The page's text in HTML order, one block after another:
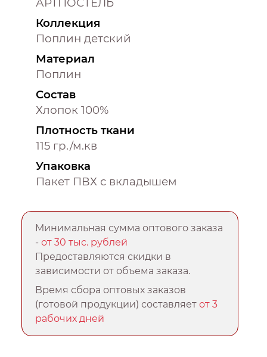
АРТПОСТЕЛЬ
Коллекция
Поплин детский
Материал
Поплин
Состав
Хлопок 100%
Плотность ткани
115 гр./м.кв
Упаковка
Пакет ПВХ с вкладышем
Минимальная сумма оптового заказа
-от 30 тыс. рублей
Предоставляются скидки в
зависимости от объема заказа.
Время сбора оптовых заказов
(готовой продукции) составляетот 3
рабочих дней